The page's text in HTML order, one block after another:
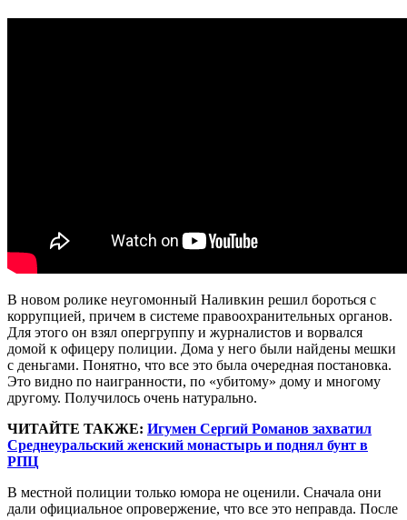
В новом ролике неугомонный Наливкин решил бороться с
коррупцией, причем в системе правоохранительных органов.
Для этого он взял опергруппу и журналистов и ворвался
домой к офицеру полиции. Дома у него были найдены мешки
с деньгами. Понятно, что все это была очередная постановка.
Это видно по наигранности, по «убитому» дому и многому
другому. Получилось очень натурально.
ЧИТАЙТЕ ТАКЖЕ: Игумен Сергий Романов захватил
Среднеуральский женский монастырь и поднял бунт в
РПЦ
В местной полиции только юмора не оценили. Сначала они
дали официальное опровержение, что все это неправда. После